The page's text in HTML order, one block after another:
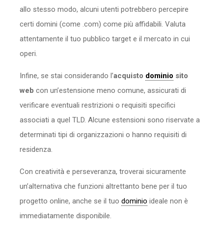
allo stesso modo, alcuni utenti potrebbero percepire
certi domini (come .com) come più affidabili. Valuta
attentamente il tuo pubblico target e il mercato in cui
operi.
Infine, se stai considerando l’acquisto dominio sito
web con un’estensione meno comune, assicurati di
verificare eventuali restrizioni o requisiti specifici
associati a quel TLD. Alcune estensioni sono riservate a
determinati tipi di organizzazioni o hanno requisiti di
residenza.
Con creatività e perseveranza, troverai sicuramente
un’alternativa che funzioni altrettanto bene per il tuo
progetto online, anche se il tuo dominio ideale non è
immediatamente disponibile.